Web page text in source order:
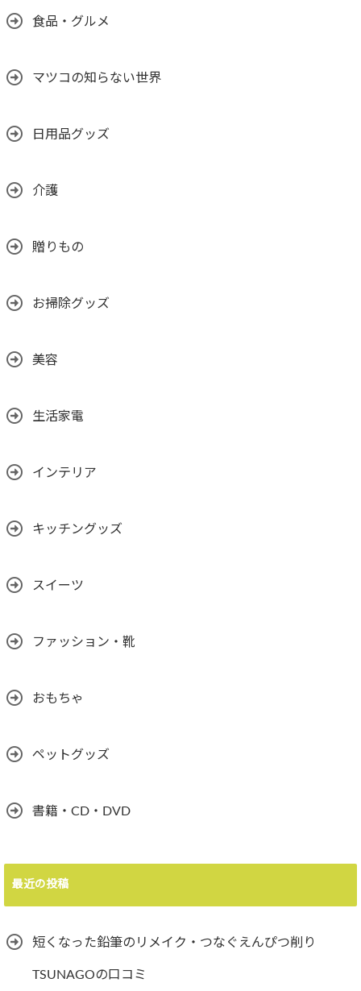
食品・グルメ
マツコの知らない世界
日用品グッズ
介護
贈りもの
お掃除グッズ
美容
生活家電
インテリア
キッチングッズ
スイーツ
ファッション・靴
おもちゃ
ペットグッズ
書籍・CD・DVD
最近の投稿
短くなった鉛筆のリメイク・つなぐえんぴつ削り
TSUNAGOの口コミ